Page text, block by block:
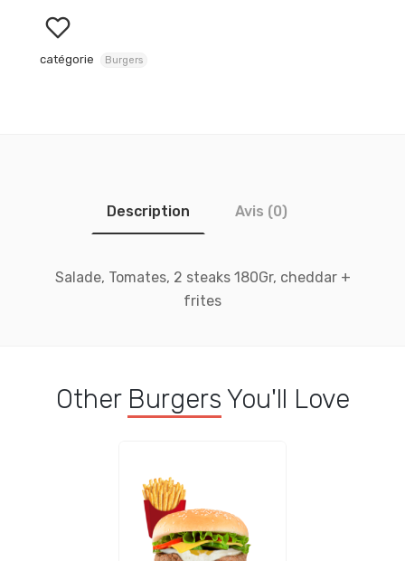
catégorie Burgers
Description Avis (0)
Salade, Tomates, 2 steaks 180Gr, cheddar +
frites
Other Burgers You'll Love